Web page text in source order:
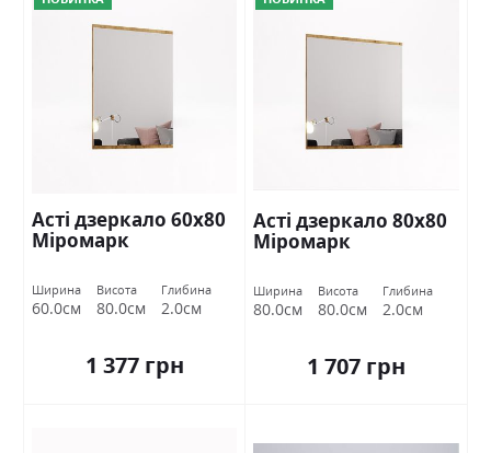
Асті дзеркало 60х80
Міромарк
Ширина
60.0см
Висота
80.0см
Глибина
2.0см
1 377 грн
Асті дзеркало 80х80
Міромарк
Ширина
80.0см
Висота
80.0см
Глибина
2.0см
1 707 грн